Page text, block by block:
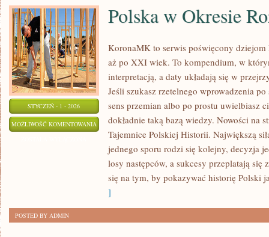
STYCZEŃ - 1 - 2026
MOŻLIWOŚĆ KOMENTOWANIA POLSKA
OKRESIE
ROZBIORÓW
Polska w Okresie
KoronaMK to serwis poświęcony
aż po XXI wiek. To kompendium, w
interpretacją, a daty układają się w
Jeśli szukasz rzetelnego wprowadzenia
sens przemian albo po prostu uwielbiasz
dokładnie taką bazą wiedzy. Nowości na
Tajemnice Polskiej Historii. Największą
jednego sporu rodzi się kolejny, decyzja
losy następców, a sukcesy przeplatają
się na tym, by pokazywać historię Polski
]
POSTED BY ADMIN